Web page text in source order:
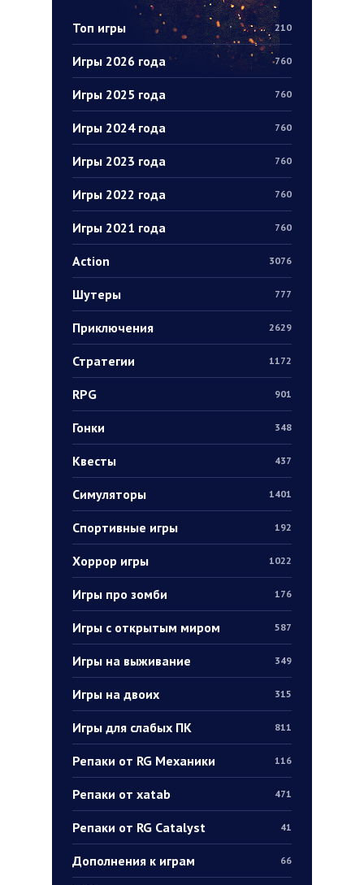
Топ игры 210
Игры 2026 года 760
Игры 2025 года 760
Игры 2024 года 760
Игры 2023 года 760
Игры 2022 года 760
Игры 2021 года 760
Action 3076
Шутеры 777
Приключения 2629
Стратегии 1172
RPG 901
Гонки 348
Квесты 437
Симуляторы 1401
Спортивные игры 192
Хоррор игры 1022
Игры про зомби 176
Игры с открытым миром 587
Игры на выживание 349
Игры на двоих 315
Игры для слабых ПК 811
Репаки от RG Механики 116
Репаки от xatab 471
Репаки от RG Catalyst 41
Дополнения к играм 66